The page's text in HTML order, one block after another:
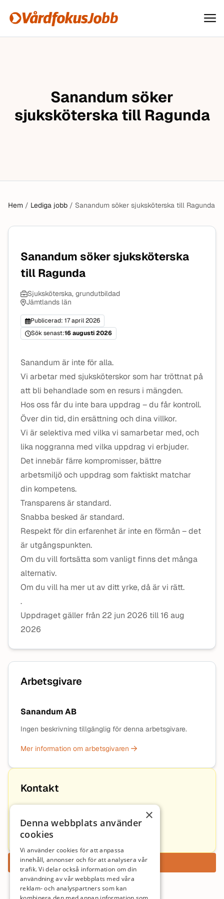
Hoppa till innehåll
Vårdfokusjobb
Sanandum söker
sjuksköterska till Ragunda
Hem / Lediga jobb / Sanandum söker sjuksköterska till Ragunda
Sanandum söker sjuksköterska
till Ragunda
Sjuksköterska, grundutbildad
Jämtlands län
Publicerad: 17 april 2026
Sök senast:16 augusti 2026
Sanandum är inte för alla.
Vi arbetar med sjuksköterskor som har tröttnat på
att bli behandlade som en resurs i mängden.
Hos oss får du inte bara uppdrag – du får kontroll.
Över din tid, din ersättning och dina villkor.
Vi är selektiva med vilka vi samarbetar med, och
lika noggranna med vilka uppdrag vi erbjuder.
Det innebär färre kompromisser, bättre
arbetsmiljö och uppdrag som faktiskt matchar
din kompetens.
Transparens är standard.
Snabba besked är standard.
Respekt för din erfarenhet är inte en förmån – det
är utgångspunkten.
Om du vill fortsätta som vanligt finns det många
alternativ.
Om du vill ha mer ut av ditt yrke, då är vi rätt.
.
Uppdraget gäller från 22 jun 2026 till 16 aug
2026
Arbetsgivare
Sanandum AB
Ingen beskrivning tillgänglig för denna arbetsgivare.
Mer information om arbetsgivaren
Kontakt
Pontus Mattsson
Pontus@sanandum.se
Ansök nu
×
Denna webbplats använder
cookies
Vi använder cookies för att anpassa
innehåll, annonser och för att analysera vår
trafik. Vi delar också information om din
användning av vår webbplats med våra
reklam- och analyspartners som kan